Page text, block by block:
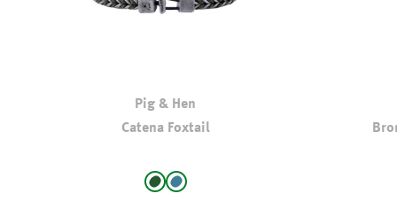
Pig & Hen
Catena Foxtail
auswählen
ArmySlate Gray